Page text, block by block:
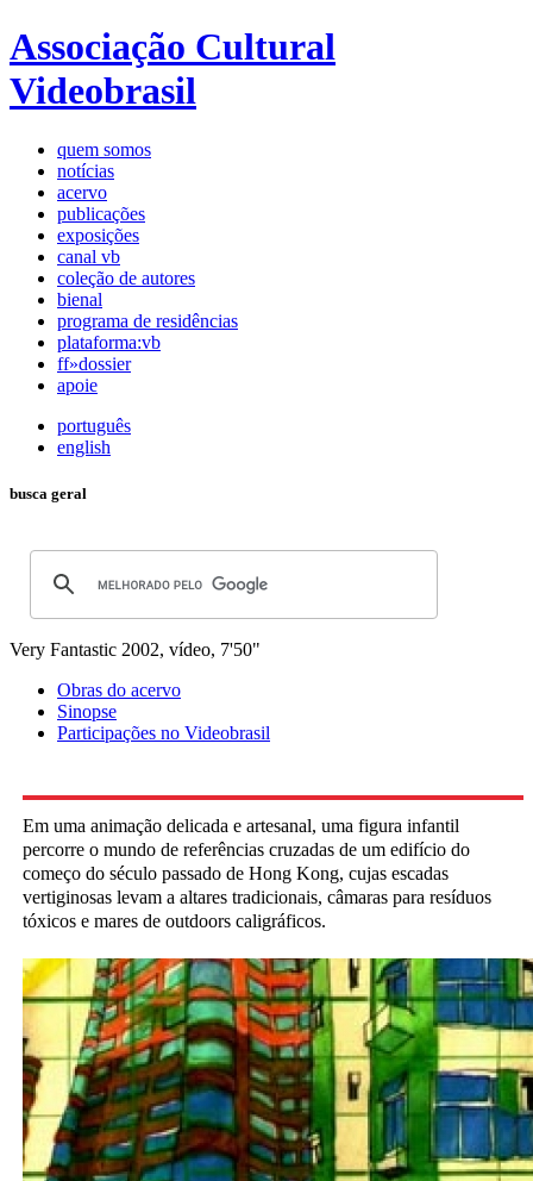
Associação Cultural
Videobrasil
quem somos
notícias
acervo
publicações
exposições
canal vb
coleção de autores
bienal
programa de residências
plataforma:vb
ff»dossier
apoie
português
english
busca geral
Very Fantastic 2002, vídeo, 7'50"
Obras do acervo
Sinopse
Participações no Videobrasil
Em uma animação delicada e artesanal, uma figura infantil
percorre o mundo de referências cruzadas de um edifício do
começo do século passado de Hong Kong, cujas escadas
vertiginosas levam a altares tradicionais, câmaras para resíduos
tóxicos e mares de outdoors caligráficos.